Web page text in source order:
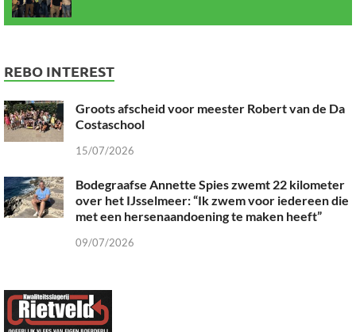
REBO INTEREST
Groots afscheid voor meester Robert van de Da
Costaschool
15/07/2026
Bodegraafse Annette Spies zwemt 22 kilometer
over het IJsselmeer: “Ik zwem voor iedereen die
met een hersenaandoening te maken heeft”
09/07/2026